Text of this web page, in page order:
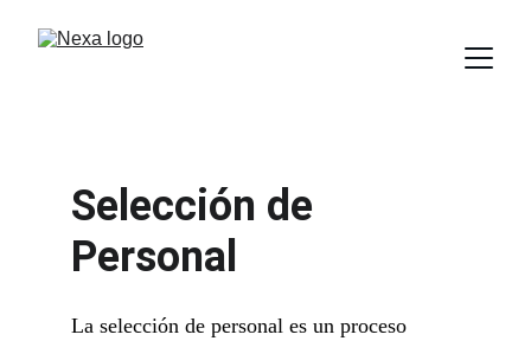
Selección de
Personal
La selección de personal es un proceso